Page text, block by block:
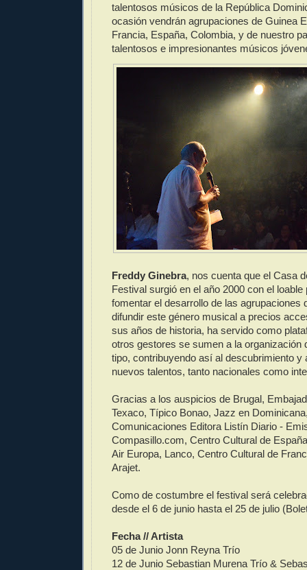
talentosos músicos de la República
ocasión vendrán agrupaciones de Guinea
Francia, España, Colombia, y de nuestro
talentosos e impresionantes músicos
Freddy Ginebra, nos cuenta que el Casa
Festival surgió en el año 2000 con el loable
fomentar el desarrollo de las agrupaciones
difundir este género musical a precios
sus años de historia, ha servido como
otros gestores se sumen a la organización
tipo, contribuyendo así al descubrimiento y
nuevos talentos, tanto nacionales como
Gracias a los auspicios de Brugal,
Texaco, Típico Bonao, Jazz en
Comunicaciones Editora Listín Diario -
Compasillo.com, Centro Cultural de
Air Europa, Lanco, Centro Cultural de
Arajet.
Como de costumbre el festival será
desde el 6 de junio hasta el 25 de julio
Fecha // Artista
05 de Junio Jonn Reyna Trío
12 de Junio Sebastian Murena Trío &